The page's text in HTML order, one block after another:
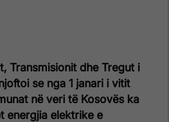
Transmisionit dhe Tregut i
se nga 1 janari i vitit
në veri të Kosovës ka
energjia elektrike e